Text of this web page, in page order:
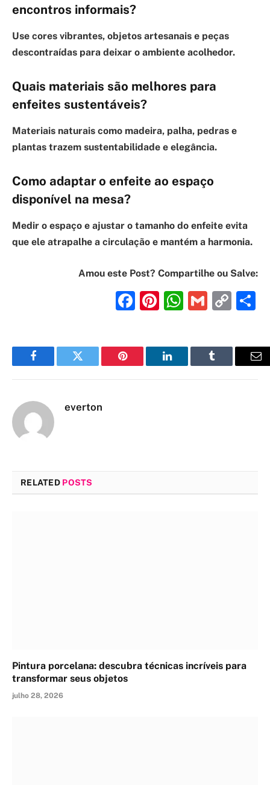
encontros informais?
Use cores vibrantes, objetos artesanais e peças
descontraídas para deixar o ambiente acolhedor.
Quais materiais são melhores para
enfeites sustentáveis?
Materiais naturais como madeira, palha, pedras e
plantas trazem sustentabilidade e elegância.
Como adaptar o enfeite ao espaço
disponível na mesa?
Medir o espaço e ajustar o tamanho do enfeite evita
que ele atrapalhe a circulação e mantém a harmonia.
Amou este Post? Compartilhe ou Salve:
Facebook
Pinterest
Gmail
Facebook Twitter Pinterest LinkedIn Tumblr
everton
RELATED POSTS
Pintura porcelana: descubra técnicas incríveis para
transformar seus objetos
julho 28, 2026